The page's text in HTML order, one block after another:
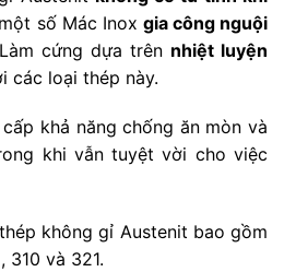
số Mác Inox gia công nguội
cứng dựa trên nhiệt luyện
các loại thép này.
khả năng chống ăn mòn và
khi vẫn tuyệt vời cho việc
không gỉ Austenit bao gồm
310 và 321.